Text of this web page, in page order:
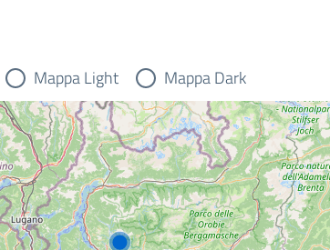
Mappa Light Mappa Dark